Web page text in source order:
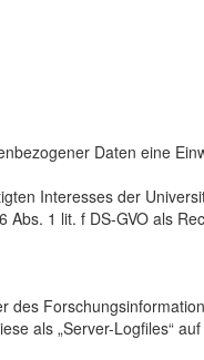
Daten eine
Interesses der
1 lit. f DS-GVO als
des
als „Server-Logfiles“